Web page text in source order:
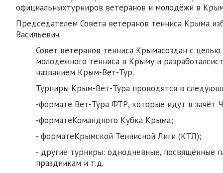
официальныхтурниров ветеранов и молодёжи в
Председателем Совета ветеранов тенниса Крыма
Васильевич.
Совет ветеранов тенниса Крымасоздан с целью
молодёжного тенниса в Крыму и
названием Крым-Вет-Тур.
Турниры Крым-Вет-Тура проводятся в
-формате Вет-Тура ФТР, которые идут в зачёт
-форматеКомандного Кубка Крыма;
- форматеКрымской Теннисной Лиги (КТЛ);
- другие турниры: однодневные, посвящённые
праздникам и т.д.